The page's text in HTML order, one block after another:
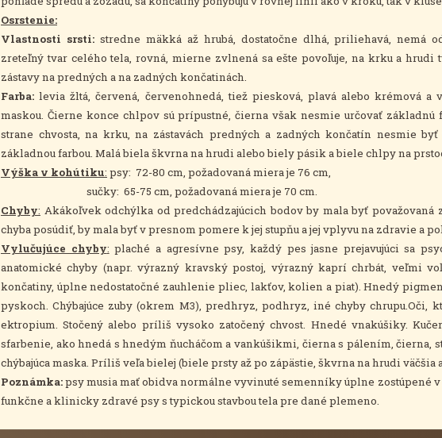
Osrstenie:
Vlastnosti srsti:stredne mäkká až hrubá, dostatočne dlhá, priliehavá, nemá
zreteľný tvar celého tela, rovná, mierne zvlnená sa ešte povoľuje, na krku a
zástavy na predných a na zadných končatinách.
Farba: levia žltá, červená, červenohnedá, tiež piesková, plavá alebo krémová
maskou. Čierne konce chlpov sú prípustné, čierna však nesmie určovať základnú
strane chvosta, na krku, na zástavách predných a zadných končatín nesmie
základnou farbou. Malá biela škvrna na hrudi alebo biely pásik a biele chlpy na
Výška v kohútiku: psy: 72-80 cm, požadovaná miera je 76 cm,
sučky: 65-75 cm, požadovaná miera je 70 cm.
Chyby: Akákoľvek odchýlka od predchádzajúcich bodov by mala byť považovaná
chyba posúdiť, by mala byť v presnom pomere k jej stupňu a jej vplyvu na zdravie a
Vylučujúce chyby: plaché a agresívne psy, každý pes jasne prejavujúci sa
anatomické chyby (napr. výrazný kravský postoj, výrazný kaprí chrbát, veľmi
končatiny, úplne nedostatočné zauhlenie pliec, lakťov, kolien a piat). Hnedý
pyskoch. Chýbajúce zuby (okrem M3), predhryz, podhryz, iné chyby chrupu.Oči,
ektropium. Stočený alebo príliš vysoko zatočený chvost. Hnedé vnakúšiky.
sfarbenie, ako hnedá s hnedým ňucháčom a vankúšikmi, čierna s pálením, čierna,
chýbajúca maska. Príliš veľa bielej (biele prsty až po zápästie, škvrna na hrudi
Poznámka:psy musia mať obidva normálne vyvinuté semenníky úplne zostúpené
funkčne a klinicky zdravé psy s typickou stavbou tela pre dané plemeno.